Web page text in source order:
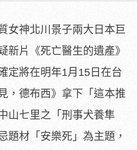
女神北川景子兩大日本巨
新片《死亡醫生的遺產》
定將在明年1月15日在台
，德布西》拿下「這本推
山七里之「刑事犬養隼
題材「安樂死」為主題，